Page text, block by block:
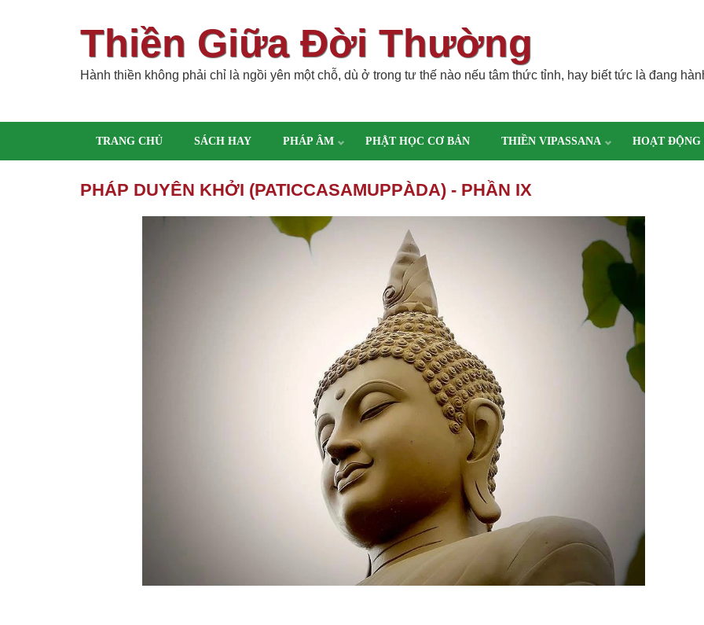
Thiền Giữa Đời Thường
Hành thiền không phải chỉ là ngồi yên một chỗ, dù ở trong tư thế nào nếu tâm thức tỉnh, hay biết tức là đang
TRANG CHỦ SÁCH HAY PHÁP ÂM PHẬT HỌC CƠ BẢN THIỀN VIPASSANA HOẠT ĐỘNG
PHÁP DUYÊN KHỞI (PATICCASAMUPPÀDA) - PHẦN IX